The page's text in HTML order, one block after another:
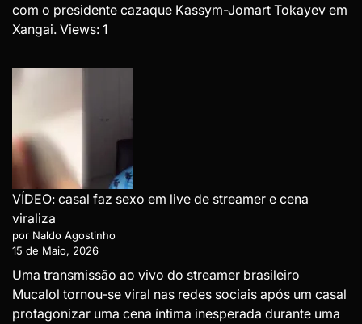
com o presidente cazaque Kassym-Jomart Tokayev em
Xangai. Views: 1
VÍDEO: casal faz sexo em live de streamer e cena
viraliza
por Naldo Agostinho
15 de Maio, 2026
Uma transmissão ao vivo do streamer brasileiro
Mucalol tornou-se viral nas redes sociais após um casal
protagonizar uma cena íntima inesperada durante uma